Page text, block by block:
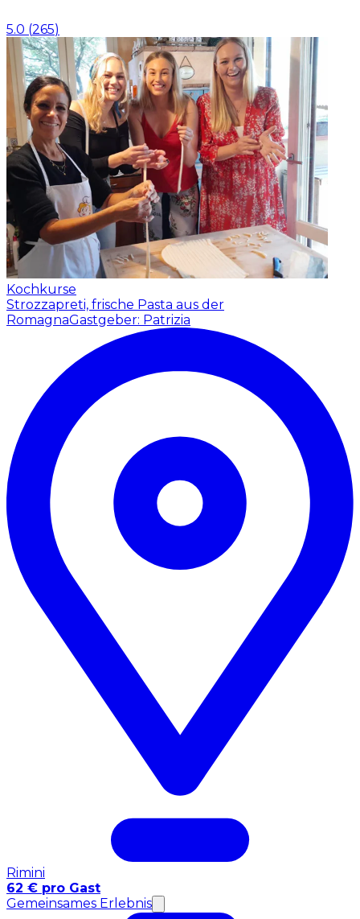
5.0 (265)
Kochkurse
Strozzapreti, frische Pasta aus der
RomagnaGastgeber: Patrizia
Rimini
62 € pro Gast
Gemeinsames Erlebnis